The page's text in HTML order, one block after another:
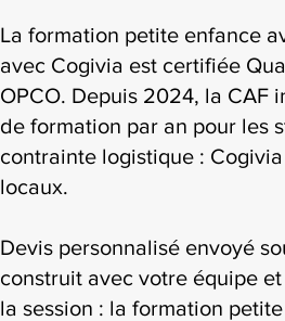
La formation petite enfance
avec Cogivia est certifiée
OPCO. Depuis 2024, la CAF
de formation par an pour les
contrainte logistique :
locaux.
Devis personnalisé envoyé
construit avec votre équipe
la session : la formation